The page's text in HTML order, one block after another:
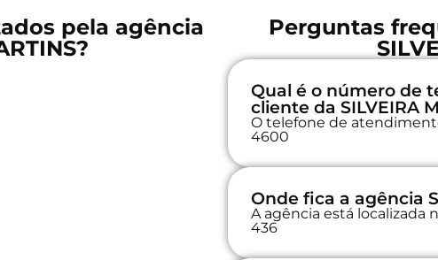
pela agência
Perguntas
Qual é o número de
cliente da SILVEIRA
O telefone de
4600
Onde fica a agência
A agência está localizada
436